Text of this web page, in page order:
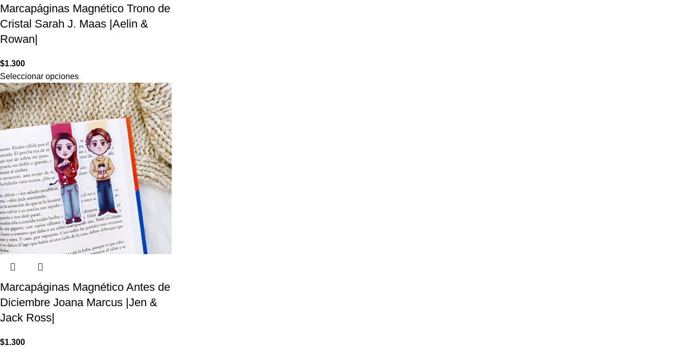
Marcapáginas Magnético Trono de
Cristal Sarah J. Maas |Aelin &
Rowan|
$1.300
Seleccionar opciones
Marcapáginas Magnético Antes de
Diciembre Joana Marcus |Jen &
Jack Ross|
$1.300